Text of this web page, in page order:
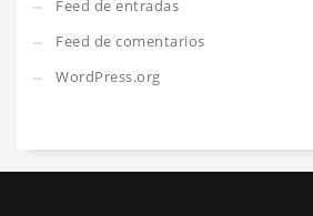
Feed de entradas
Feed de comentarios
WordPress.org